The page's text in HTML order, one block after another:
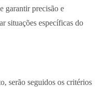
garantir precisão e
situações específicas do
serão seguidos os critérios